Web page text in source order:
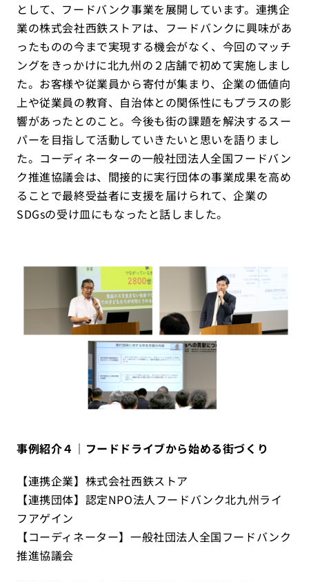
として、フードバンク事業を展開しています。連携企
業の株式会社西鉄ストアは、フードバンクに興味があ
ったものの今まで実現する機会がなく、今回のマッチ
ングをきっかけに北九州の２店舗で初めて実施しまし
た。お客様や従業員から寄付が集まり、企業の価値向
上や従業員の教育、自治体との関係性にもプラスの影
響があったとのこと。今後も街の課題を解決するスー
パーを目指して活動していきたいと思いを語りまし
た。コーディネーターの一般社団法人全国フードバン
ク推進協議会は、間接的に実行団体の事業成果を高め
ることで最終受益者に支援を届けられて、企業の
SDGsの受け皿にもなったと話しました。
事例紹介４｜フードドライブから始める街づくり
【連携企業】株式会社西鉄ストア
【連携団体】認定NPO法人フードバンク北九州ライ
フアゲイン
【コーディネーター】一般社団法人全国フードバンク
推進協議会